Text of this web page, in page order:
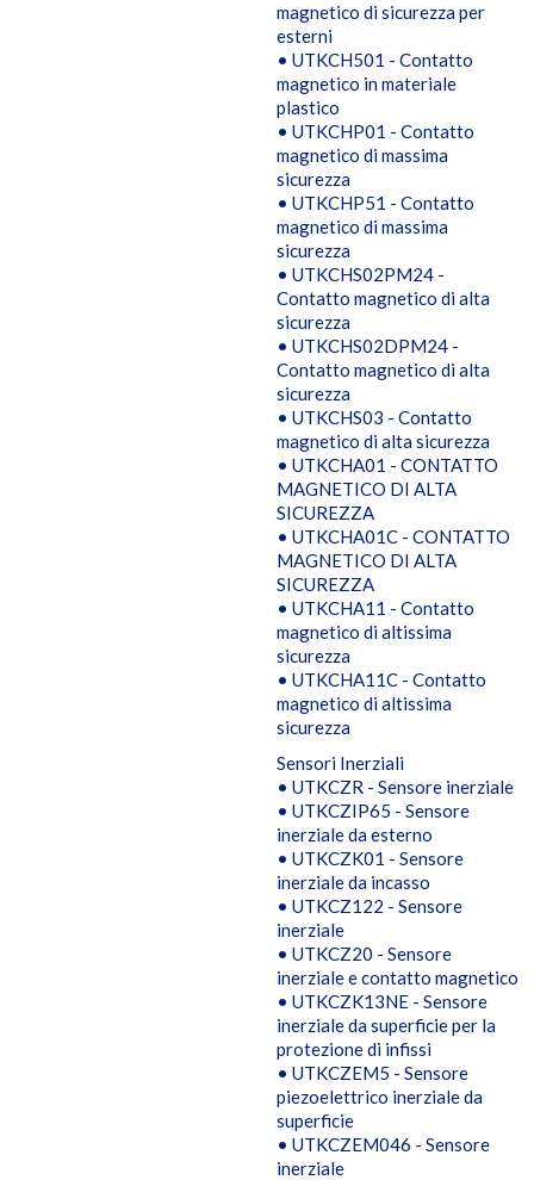
magnetico di sicurezza per
esterni
• UTKCH501 - Contatto
magnetico in materiale
plastico
• UTKCHP01 - Contatto
magnetico di massima
sicurezza
• UTKCHP51 - Contatto
magnetico di massima
sicurezza
• UTKCHS02PM24 -
Contatto magnetico di alta
sicurezza
• UTKCHS02DPM24 -
Contatto magnetico di alta
sicurezza
• UTKCHS03 - Contatto
magnetico di alta sicurezza
• UTKCHA01 - CONTATTO
MAGNETICO DI ALTA
SICUREZZA
• UTKCHA01C - CONTATTO
MAGNETICO DI ALTA
SICUREZZA
• UTKCHA11 - Contatto
magnetico di altissima
sicurezza
• UTKCHA11C - Contatto
magnetico di altissima
sicurezza
Sensori Inerziali
• UTKCZR - Sensore inerziale
• UTKCZIP65 - Sensore
inerziale da esterno
• UTKCZK01 - Sensore
inerziale da incasso
• UTKCZ122 - Sensore
inerziale
• UTKCZ20 - Sensore
inerziale e contatto magnetico
• UTKCZK13NE - Sensore
inerziale da superficie per la
protezione di infissi
• UTKCZEM5 - Sensore
piezoelettrico inerziale da
superficie
• UTKCZEM046 - Sensore
inerziale